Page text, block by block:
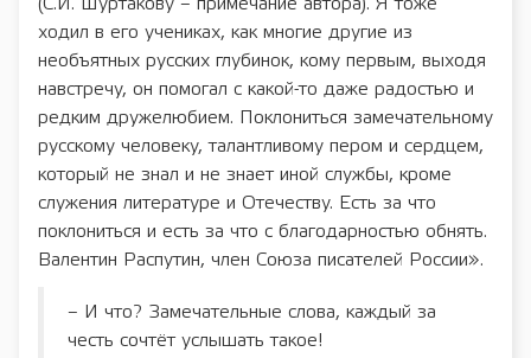
(С.И. Шуртакову – примечание автора). Я тоже
ходил в его учениках, как многие другие из
необъятных русских глубинок, кому первым, выходя
навстречу, он помогал с какой-то даже радостью и
редким дружелюбием. Поклониться замечательному
русскому человеку, талантливому пером и сердцем,
который не знал и не знает иной службы, кроме
служения литературе и Отечеству. Есть за что
поклониться и есть за что с благодарностью обнять.
Валентин Распутин, член Союза писателей России».
– И что? Замечательные слова, каждый за
честь сочтёт услышать такое!